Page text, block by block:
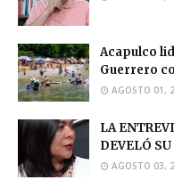
Acapulco
Guerrero
AGOSTO 01,
LA
DEVELÓ
AGOSTO 03,